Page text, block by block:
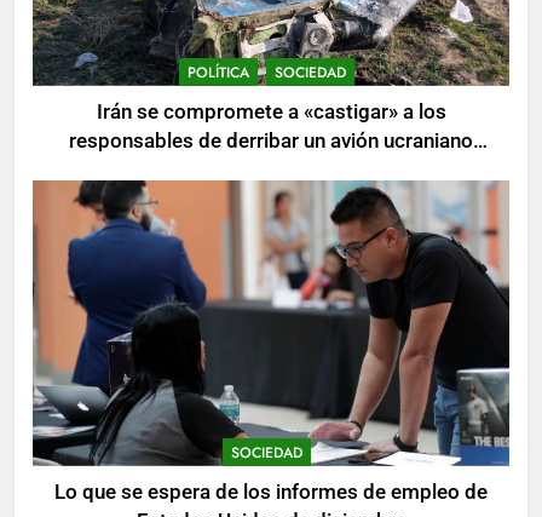
POLÍTICA SOCIEDAD
Irán se compromete a «castigar» a los
responsables de derribar un avión ucraniano
SOCIEDAD
Lo que se espera de los informes de empleo de